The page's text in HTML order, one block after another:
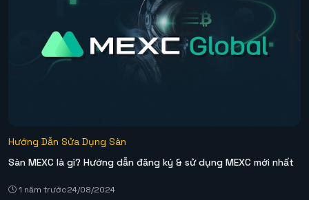
Hướng Dẫn Sửa Dụng Sàn
Sàn MEXC là gì? Hướng dẫn đăng ký & sử dụng MEXC mới nhất
1 năm trước24/08/2024